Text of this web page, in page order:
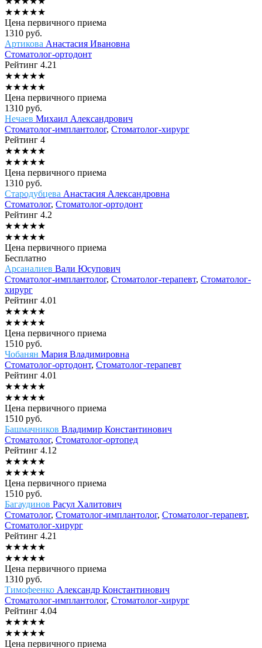
★★★★★
Цена первичного приема
1310 руб.
Артикова Анастасия Ивановна
Стоматолог-ортодонт
Рейтинг 4.21
★★★★★
★★★★★
Цена первичного приема
1310 руб.
Нечаев Михаил Александрович
Стоматолог-имплантолог, Стоматолог-хирург
Рейтинг 4
★★★★★
★★★★★
Цена первичного приема
1310 руб.
Стародубцева Анастасия Александровна
Стоматолог, Стоматолог-ортодонт
Рейтинг 4.2
★★★★★
★★★★★
Цена первичного приема
Бесплатно
Арсаналиев Вали Юсупович
Стоматолог-имплантолог, Стоматолог-терапевт, Стоматолог-
хирург
Рейтинг 4.01
★★★★★
★★★★★
Цена первичного приема
1510 руб.
Чобанян Мария Владимировна
Стоматолог-ортодонт, Стоматолог-терапевт
Рейтинг 4.01
★★★★★
★★★★★
Цена первичного приема
1510 руб.
Башмачников Владимир Константинович
Стоматолог, Стоматолог-ортопед
Рейтинг 4.12
★★★★★
★★★★★
Цена первичного приема
1510 руб.
Багаудинов Расул Халитович
Стоматолог, Стоматолог-имплантолог, Стоматолог-терапевт,
Стоматолог-хирург
Рейтинг 4.21
★★★★★
★★★★★
Цена первичного приема
1310 руб.
Тимофеенко Александр Константинович
Стоматолог-имплантолог, Стоматолог-хирург
Рейтинг 4.04
★★★★★
★★★★★
Цена первичного приема